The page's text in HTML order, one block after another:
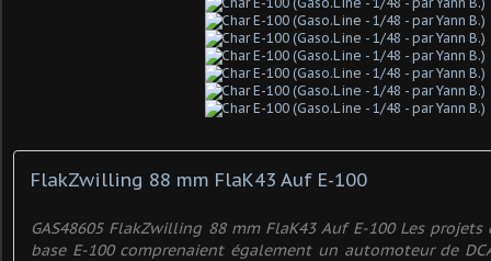
FlakZwilling 88 mm FlaK43 Auf E-100
GAS48605 FlakZwilling 88 mm FlaK43 Auf E-100 Les
base E-100 comprenaient également un automoteur de